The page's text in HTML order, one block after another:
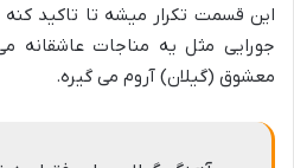
این قسمت تکرار میشه تا تاکید
جورایی مثل یه مناجات عاشقانه
معشوق (گیلان) آروم می گیره.